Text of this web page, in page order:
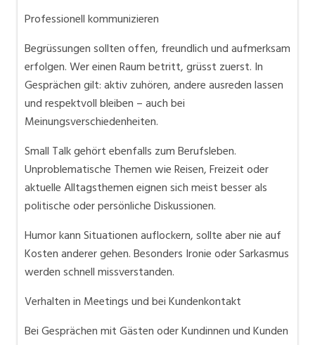
Professionell kommunizieren
Begrüssungen sollten offen, freundlich und aufmerksam
erfolgen. Wer einen Raum betritt, grüsst zuerst. In
Gesprächen gilt: aktiv zuhören, andere ausreden lassen
und respektvoll bleiben – auch bei
Meinungsverschiedenheiten.
Small Talk gehört ebenfalls zum Berufsleben.
Unproblematische Themen wie Reisen, Freizeit oder
aktuelle Alltagsthemen eignen sich meist besser als
politische oder persönliche Diskussionen.
Humor kann Situationen auflockern, sollte aber nie auf
Kosten anderer gehen. Besonders Ironie oder Sarkasmus
werden schnell missverstanden.
Verhalten in Meetings und bei Kundenkontakt
Bei Gesprächen mit Gästen oder Kundinnen und Kunden